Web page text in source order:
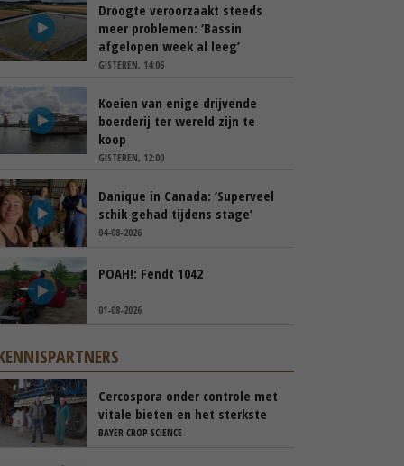
Droogte veroorzaakt steeds
meer problemen: ‘Bassin
afgelopen week al leeg’
GISTEREN, 14:06
Koeien van enige drijvende
boerderij ter wereld zijn te
koop
GISTEREN, 12:00
Danique in Canada: ‘Superveel
schik gehad tijdens stage’
04-08-2026
POAH!: Fendt 1042
01-08-2026
Cercospora onder controle met
vitale bieten en het sterkste
spuitschema
BAYER CROP SCIENCE